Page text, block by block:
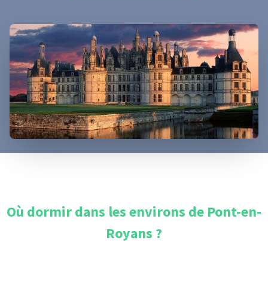
Où dormir dans les environs de Pont-en-
Royans ?